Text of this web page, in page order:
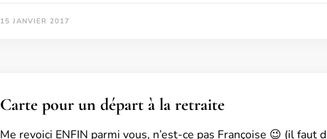
15 JANVIER 2017
Carte pour un départ à la retraite
Me revoici ENFIN parmi vous, n’est-ce pas Françoise 😉 (il